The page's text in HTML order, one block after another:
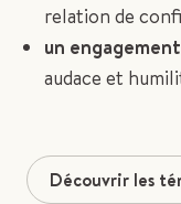
relation de
un
audace et
Découvrir les